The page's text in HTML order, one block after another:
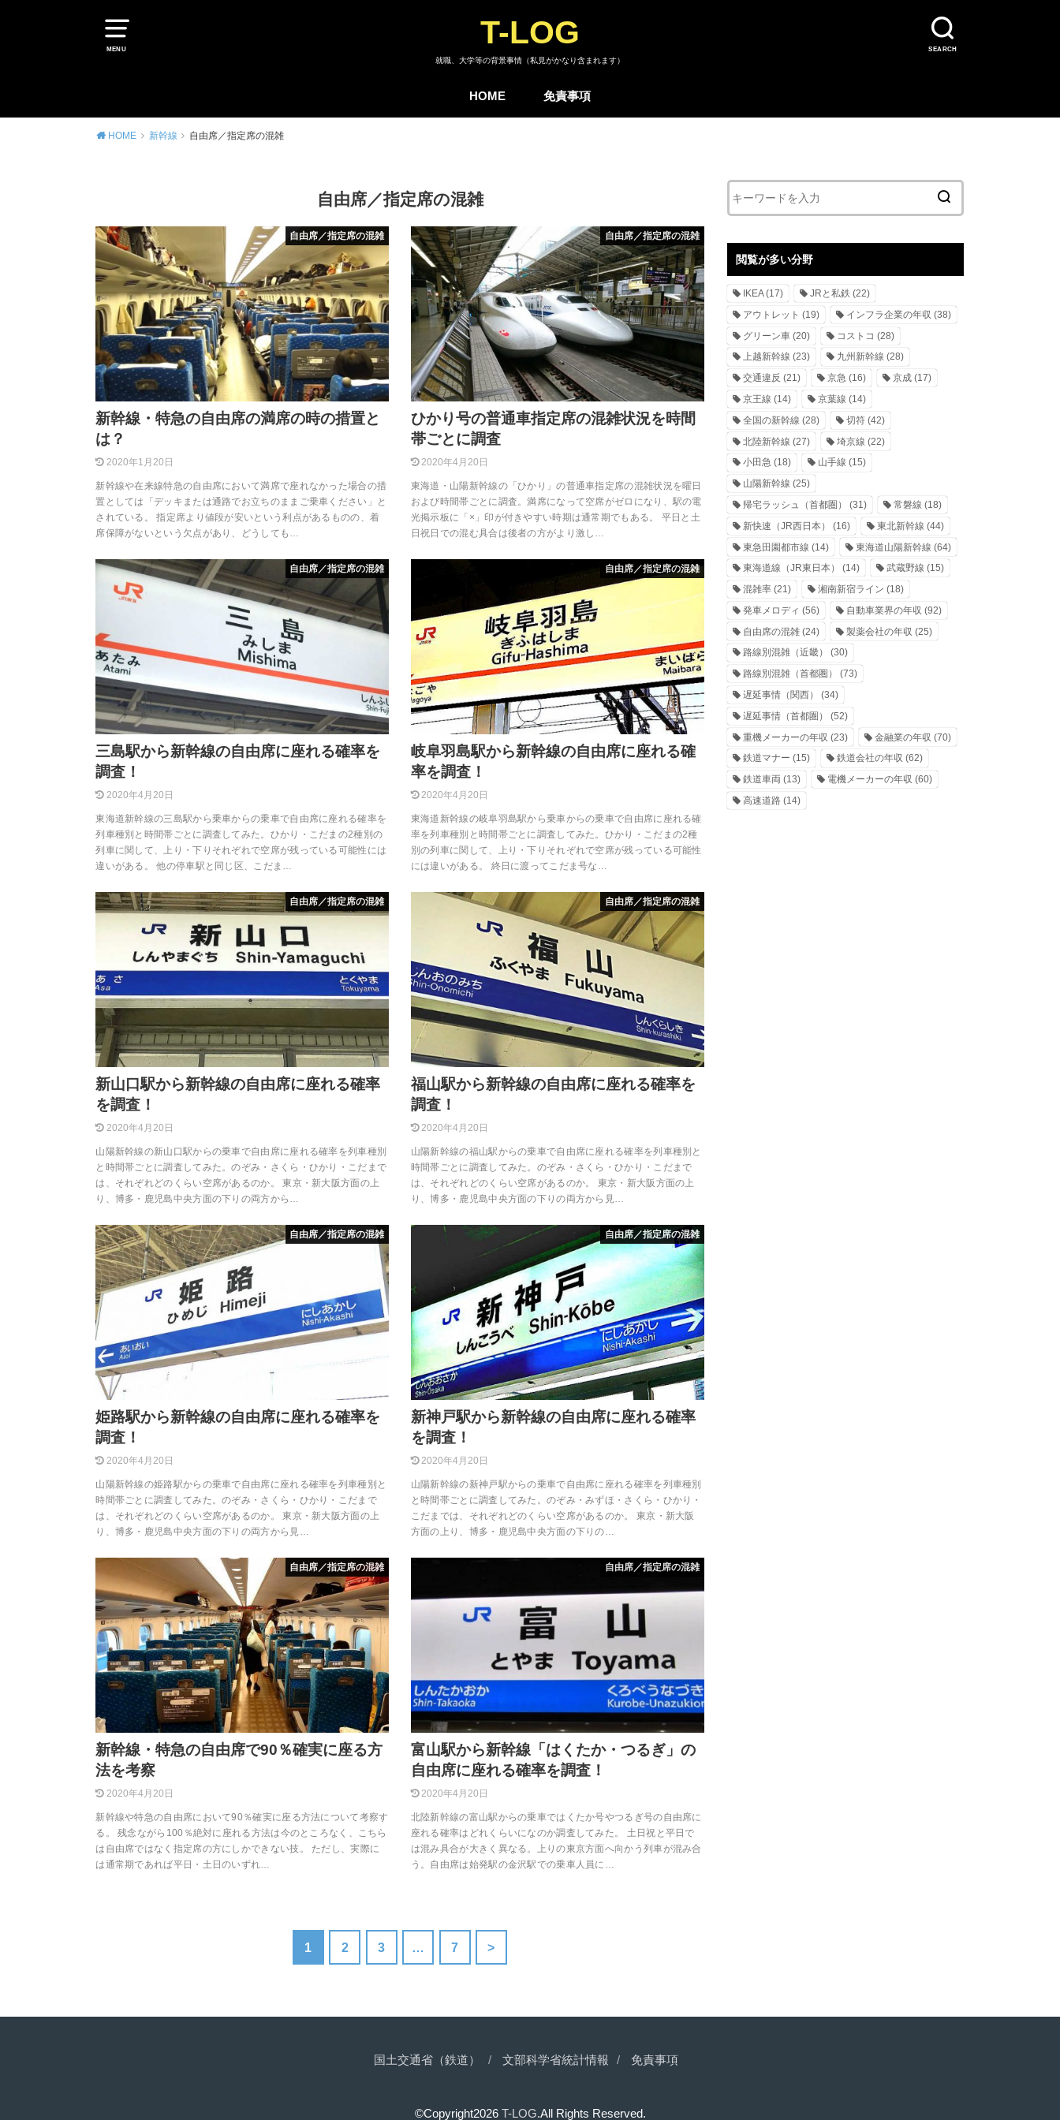
MENU SEARCH
T-LOG
就職、大学等の背景事情（私見がかなり含まれます）
HOME 免責事項
HOME 新幹線 自由席／指定席の混雑
自由席／指定席の混雑
自由席／指定席の混雑
新幹線・特急の自由席の満席の時の措置と
は？
2020年1月20日
新幹線や在来線特急の自由席において満席で座れなかった場合の措
置としては「デッキまたは通路でお立ちのままご乗車ください」と
されている。 指定席より値段が安いという利点があるものの、着
席保障がないという欠点があり、どうしても…
自由席／指定席の混雑
ひかり号の普通車指定席の混雑状況を時間
帯ごとに調査
2020年4月20日
東海道・山陽新幹線の「ひかり」の普通車指定席の混雑状況を曜日
および時間帯ごとに調査。満席になって空席がゼロになり、駅の電
光掲示板に「×」印が付きやすい時期は通常期でもある。 平日と土
日祝日での混む具合は後者の方がより激し…
自由席／指定席の混雑
三島駅から新幹線の自由席に座れる確率を
調査！
2020年4月20日
東海道新幹線の三島駅から乗車からの乗車で自由席に座れる確率を
列車種別と時間帯ごとに調査してみた。ひかり・こだまの2種別の
列車に関して、上り・下りそれぞれで空席が残っている可能性には
違いがある。 他の停車駅と同じ区、こだま…
自由席／指定席の混雑
岐阜羽島駅から新幹線の自由席に座れる確
率を調査！
2020年4月20日
東海道新幹線の岐阜羽島駅から乗車からの乗車で自由席に座れる確
率を列車種別と時間帯ごとに調査してみた。ひかり・こだまの2種
別の列車に関して、上り・下りそれぞれで空席が残っている可能性
には違いがある。 終日に渡ってこだま号な…
自由席／指定席の混雑
新山口駅から新幹線の自由席に座れる確率
を調査！
2020年4月20日
山陽新幹線の新山口駅からの乗車で自由席に座れる確率を列車種別
と時間帯ごとに調査してみた。のぞみ・さくら・ひかり・こだまで
は、それぞれどのくらい空席があるのか。 東京・新大阪方面の上
り、博多・鹿児島中央方面の下りの両方から…
自由席／指定席の混雑
福山駅から新幹線の自由席に座れる確率を
調査！
2020年4月20日
山陽新幹線の福山駅からの乗車で自由席に座れる確率を列車種別と
時間帯ごとに調査してみた。のぞみ・さくら・ひかり・こだまで
は、それぞれどのくらい空席があるのか。 東京・新大阪方面の上
り、博多・鹿児島中央方面の下りの両方から見…
自由席／指定席の混雑
姫路駅から新幹線の自由席に座れる確率を
調査！
2020年4月20日
山陽新幹線の姫路駅からの乗車で自由席に座れる確率を列車種別と
時間帯ごとに調査してみた。のぞみ・さくら・ひかり・こだまで
は、それぞれどのくらい空席があるのか。 東京・新大阪方面の上
り、博多・鹿児島中央方面の下りの両方から見…
自由席／指定席の混雑
新神戸駅から新幹線の自由席に座れる確率
を調査！
2020年4月20日
山陽新幹線の新神戸駅からの乗車で自由席に座れる確率を列車種別
と時間帯ごとに調査してみた。のぞみ・みずほ・さくら・ひかり・
こだまでは、それぞれどのくらい空席があるのか。 東京・新大阪
方面の上り、博多・鹿児島中央方面の下りの…
自由席／指定席の混雑
新幹線・特急の自由席で90％確実に座る方
法を考察
2020年4月20日
新幹線や特急の自由席において90％確実に座る方法について考察す
る。 残念ながら100％絶対に座れる方法は今のところなく、こちら
は自由席ではなく指定席の方にしかできない技。 ただし、実際に
は通常期であれば平日・土日のいずれ…
自由席／指定席の混雑
富山駅から新幹線「はくたか・つるぎ」の
自由席に座れる確率を調査！
2020年4月20日
北陸新幹線の富山駅からの乗車ではくたか号やつるぎ号の自由席に
座れる確率はどれくらいになのか調査してみた。 土日祝と平日で
は混み具合が大きく異なる。上りの東京方面へ向かう列車が混み合
う。自由席は始発駅の金沢駅での乗車人員に…
1 2 3 … 7 >
閲覧が多い分野
IKEA(17) JRと私鉄 (22)
アウトレット (19) インフラ企業の年収 (38)
グリーン車 (20) コストコ (28)
上越新幹線 (23) 九州新幹線 (28)
交通違反 (21) 京急 (16) 京成(17)
京王線 (14) 京葉線 (14)
全国の新幹線 (28) 切符(42)
北陸新幹線 (27) 埼京線 (22)
小田急 (18) 山手線 (15)
山陽新幹線 (25)
帰宅ラッシュ（首都圏）
(31) 常磐線 (18)
新快速（JR西日本）
(16) 東北新幹線 (44)
東急田園都市線 (14) 東海道山陽新幹線 (64)
東海道線（JR東日本）
(14) 武蔵野線 (15)
混雑率 (21) 湘南新宿ライン (18)
発車メロディ (56) 自動車業界の年収 (92)
自由席の混雑 (24) 製薬会社の年収 (25)
路線別混雑（近畿）
(30)
路線別混雑（首都圏）
(73)
遅延事情（関西）
(34)
遅延事情（首都圏）
(52)
重機メーカーの年収 (23) 金融業の年収 (70)
鉄道マナー (15) 鉄道会社の年収 (62)
鉄道車両 (13) 電機メーカーの年収 (60)
高速道路 (14)
国土交通省（鉄道） 文部科学省統計情報 免責事項
©Copyright2026 T-LOG.All Rights Reserved.